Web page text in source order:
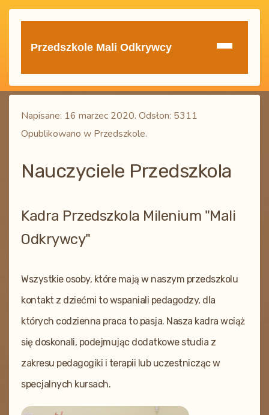
Przedszkole Mali Odkrywcy
Napisane: 16 marzec 2020. Odsłon: 5311
Opublikowano w Przedszkole.
Nauczyciele Przedszkola
Kadra Przedszkola Milenium "Mali
Odkrywcy"
Wszystkie osoby, które mają w naszym przedszkolu
kontakt z dziećmi to wspaniali pedagodzy, dla
których codzienna praca to pasja. Nasza kadra wciąż
się doskonali, podejmując dodatkowe studia z
zakresu pedagogiki i terapii lub uczestnicząc w
specjalnych kursach.